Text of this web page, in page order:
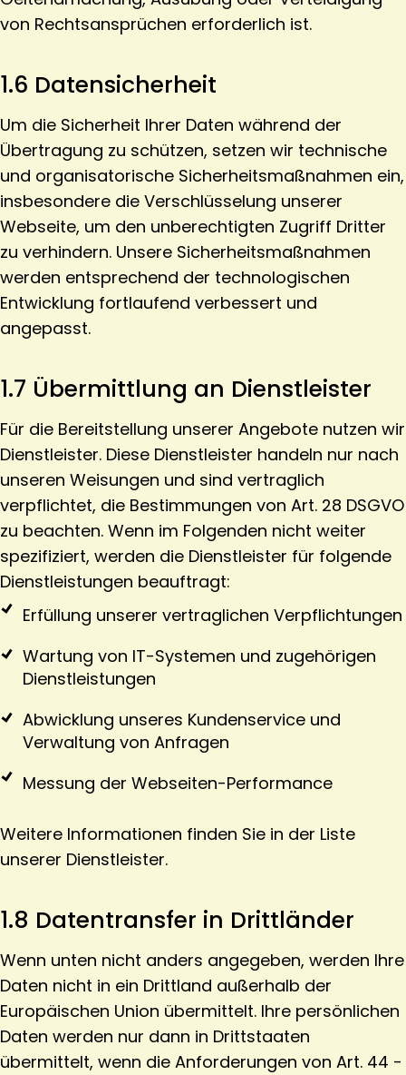
von Rechtsansprüchen erforderlich ist.
1.6 Datensicherheit
Um die Sicherheit Ihrer Daten während der
Übertragung zu schützen, setzen wir technische
und organisatorische Sicherheitsmaßnahmen ein,
insbesondere die Verschlüsselung unserer
Webseite, um den unberechtigten Zugriff Dritter
zu verhindern. Unsere Sicherheitsmaßnahmen
werden entsprechend der technologischen
Entwicklung fortlaufend verbessert und
angepasst.
1.7 Übermittlung an Dienstleister
Für die Bereitstellung unserer Angebote nutzen wir
Dienstleister. Diese Dienstleister handeln nur nach
unseren Weisungen und sind vertraglich
verpflichtet, die Bestimmungen von Art. 28 DSGVO
zu beachten. Wenn im Folgenden nicht weiter
spezifiziert, werden die Dienstleister für folgende
Dienstleistungen beauftragt:
Erfüllung unserer vertraglichen Verpflichtungen
Wartung von IT-Systemen und zugehörigen
Dienstleistungen
Abwicklung unseres Kundenservice und
Verwaltung von Anfragen
Messung der Webseiten-Performance
Weitere Informationen finden Sie in der Liste
unserer Dienstleister.
1.8 Datentransfer in Drittländer
Wenn unten nicht anders angegeben, werden Ihre
Daten nicht in ein Drittland außerhalb der
Europäischen Union übermittelt. Ihre persönlichen
Daten werden nur dann in Drittstaaten
übermittelt, wenn die Anforderungen von Art. 44 -